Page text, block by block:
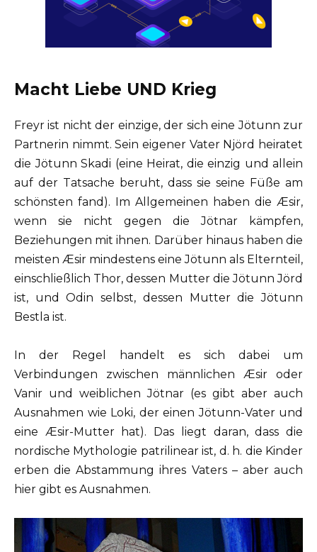
Macht Liebe UND Krieg
Freyr ist nicht der einzige, der sich eine Jötunn zur
Partnerin nimmt. Sein eigener Vater Njörd heiratet
die Jötunn Skadi (eine Heirat, die einzig und allein
auf der Tatsache beruht, dass sie seine Füße am
schönsten fand). Im Allgemeinen haben die Æsir,
wenn sie nicht gegen die Jötnar kämpfen,
Beziehungen mit ihnen. Darüber hinaus haben die
meisten Æsir mindestens eine Jötunn als Elternteil,
einschließlich Thor, dessen Mutter die Jötunn Jörd
ist, und Odin selbst, dessen Mutter die Jötunn
Bestla ist.
In der Regel handelt es sich dabei um
Verbindungen zwischen männlichen Æsir oder
Vanir und weiblichen Jötnar (es gibt aber auch
Ausnahmen wie Loki, der einen Jötunn-Vater und
eine Æsir-Mutter hat). Das liegt daran, dass die
nordische Mythologie patrilinear ist, d. h. die Kinder
erben die Abstammung ihres Vaters – aber auch
hier gibt es Ausnahmen.